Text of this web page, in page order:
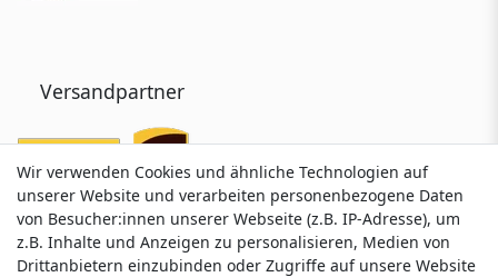
Versandpartner
Wir verwenden Cookies und ähnliche Technologien auf
unserer Website und verarbeiten personenbezogene Daten
von Besucher:innen unserer Webseite (z.B. IP-Adresse), um
z.B. Inhalte und Anzeigen zu personalisieren, Medien von
Drittanbietern einzubinden oder Zugriffe auf unsere Website
Wir verwenden Cookies und ähnliche Technologien auf
unserer Website und verarbeiten personenbezogene Daten
von Besucher:innen unserer Webseite (z.B. IP-Adresse), um
z.B. Inhalte und Anzeigen zu personalisieren, Medien von
Drittanbietern einzubinden oder Zugriffe auf unsere Website